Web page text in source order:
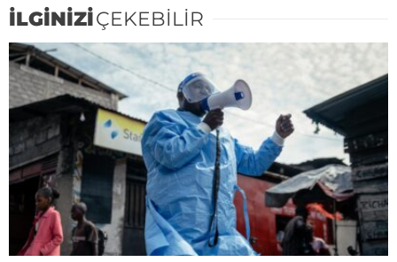
İLGİNİZİÇEKEBİLİR